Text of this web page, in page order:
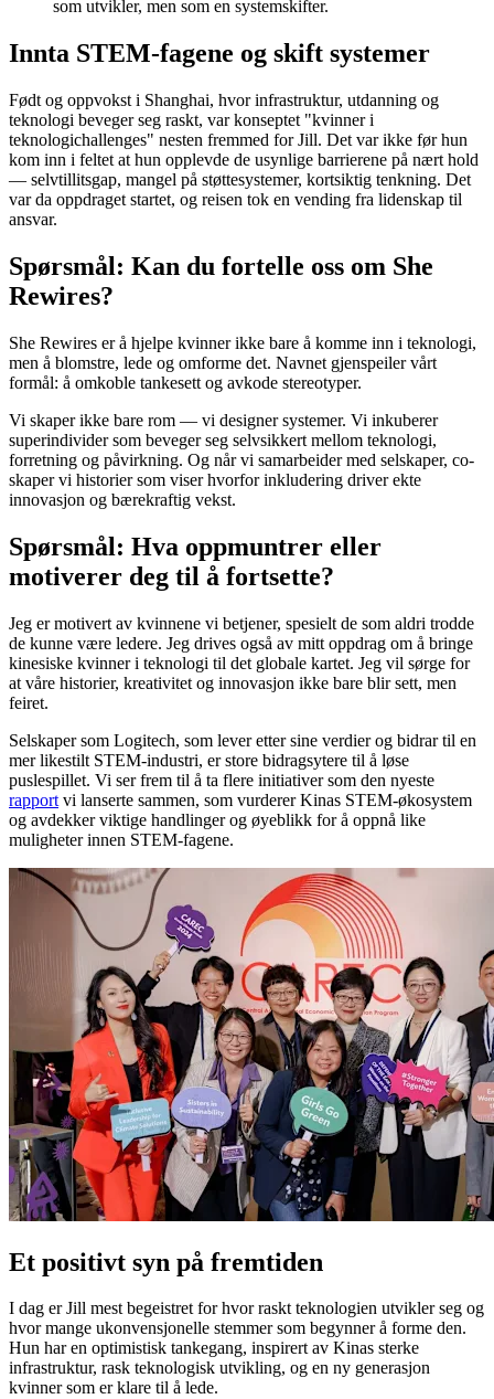
som utvikler, men som en systemskifter.
Innta STEM-fagene og skift systemer
Født og oppvokst i Shanghai, hvor infrastruktur, utdanning og
teknologi beveger seg raskt, var konseptet "kvinner i
teknologichallenges" nesten fremmed for Jill. Det var ikke før hun
kom inn i feltet at hun opplevde de usynlige barrierene på nært hold
— selvtillitsgap, mangel på støttesystemer, kortsiktig tenkning. Det
var da oppdraget startet, og reisen tok en vending fra lidenskap til
ansvar.
Spørsmål: Kan du fortelle oss om She
Rewires?
She Rewires er å hjelpe kvinner ikke bare å komme inn i teknologi,
men å blomstre, lede og omforme det. Navnet gjenspeiler vårt
formål: å omkoble tankesett og avkode stereotyper.
Vi skaper ikke bare rom — vi designer systemer. Vi inkuberer
superindivider som beveger seg selvsikkert mellom teknologi,
forretning og påvirkning. Og når vi samarbeider med selskaper, co-
skaper vi historier som viser hvorfor inkludering driver ekte
innovasjon og bærekraftig vekst.
Spørsmål: Hva oppmuntrer eller
motiverer deg til å fortsette?
Jeg er motivert av kvinnene vi betjener, spesielt de som aldri trodde
de kunne være ledere. Jeg drives også av mitt oppdrag om å bringe
kinesiske kvinner i teknologi til det globale kartet. Jeg vil sørge for
at våre historier, kreativitet og innovasjon ikke bare blir sett, men
feiret.
Selskaper som Logitech, som lever etter sine verdier og bidrar til en
mer likestilt STEM-industri, er store bidragsytere til å løse
puslespillet. Vi ser frem til å ta flere initiativer som den nyeste
rapport vi lanserte sammen, som vurderer Kinas STEM-økosystem
og avdekker viktige handlinger og øyeblikk for å oppnå like
muligheter innen STEM-fagene.
Et positivt syn på fremtiden
I dag er Jill mest begeistret for hvor raskt teknologien utvikler seg og
hvor mange ukonvensjonelle stemmer som begynner å forme den.
Hun har en optimistisk tankegang, inspirert av Kinas sterke
infrastruktur, rask teknologisk utvikling, og en ny generasjon
kvinner som er klare til å lede.